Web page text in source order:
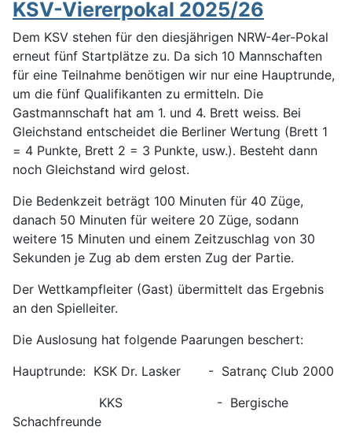
KSV-Viererpokal 2025/26
Dem KSV stehen für den diesjährigen NRW-4er-Pokal
erneut fünf Startplätze zu. Da sich 10 Mannschaften
für eine Teilnahme benötigen wir nur eine Hauptrunde,
um die fünf Qualifikanten zu ermitteln. Die
Gastmannschaft hat am 1. und 4. Brett weiss. Bei
Gleichstand entscheidet die Berliner Wertung (Brett 1
= 4 Punkte, Brett 2 = 3 Punkte, usw.). Besteht dann
noch Gleichstand wird gelost.
Die Bedenkzeit beträgt 100 Minuten für 40 Züge,
danach 50 Minuten für weitere 20 Züge, sodann
weitere 15 Minuten und einem Zeitzuschlag von 30
Sekunden je Zug ab dem ersten Zug der Partie.
Der Wettkampfleiter (Gast) übermittelt das Ergebnis
an den Spielleiter.
Die Auslosung hat folgende Paarungen beschert:
Hauptrunde: KSK Dr. Lasker - Satranç Club 2000
KKS - Bergische
Schachfreunde